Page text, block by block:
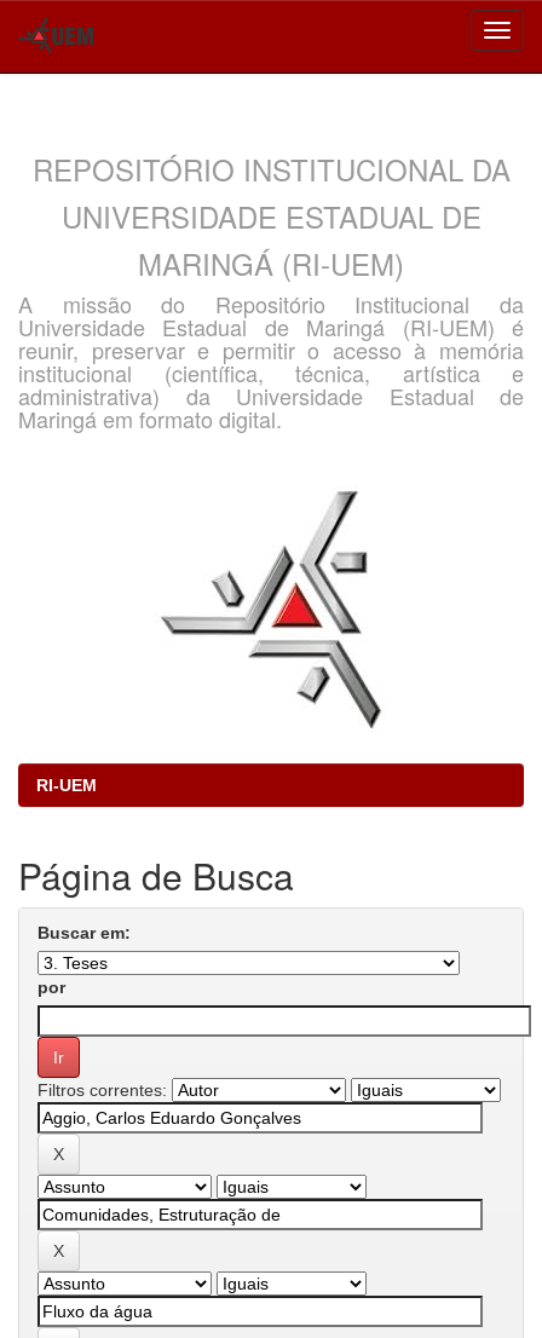
REPOSITÓRIO INSTITUCIONAL DA
UNIVERSIDADE ESTADUAL DE
MARINGÁ (RI-UEM)
A missão do Repositório Institucional da
Universidade Estadual de Maringá (RI-UEM) é
reunir, preservar e permitir o acesso à memória
institucional (científica, técnica, artística e
administrativa) da Universidade Estadual de
Maringá em formato digital.
RI-UEM
Página de Busca
Buscar em:
por
Filtros correntes: